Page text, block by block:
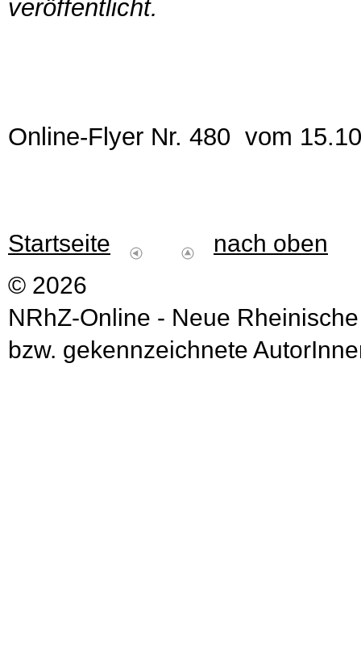
veröffentlicht.
Online-Flyer Nr. 480 vom
Startseite
nach oben
© 2026
NRhZ-Online - Neue
bzw. gekennzeichnete